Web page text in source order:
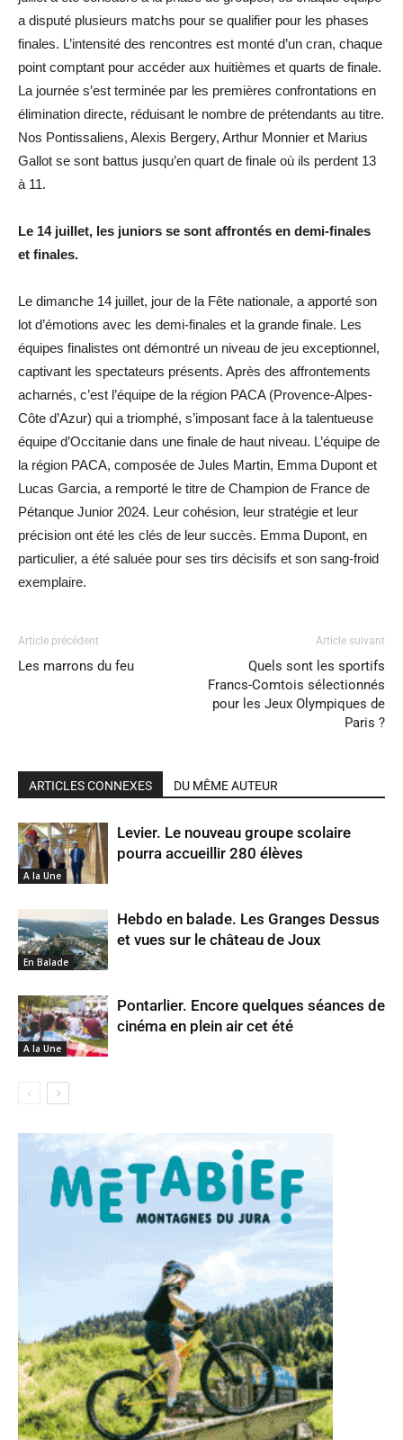
a disputé plusieurs matchs pour se qualifier pour les phases
finales. L’intensité des rencontres est monté d’un cran, chaque
point comptant pour accéder aux huitièmes et quarts de finale.
La journée s’est terminée par les premières confrontations en
élimination directe, réduisant le nombre de prétendants au titre.
Nos Pontissaliens, Alexis Bergery, Arthur Monnier et Marius
Gallot se sont battus jusqu’en quart de finale où ils perdent 13
à 11.
Le 14 juillet, les juniors se sont affrontés en demi-finales
et finales.
Le dimanche 14 juillet, jour de la Fête nationale, a apporté son
lot d’émotions avec les demi-finales et la grande finale. Les
équipes finalistes ont démontré un niveau de jeu exceptionnel,
captivant les spectateurs présents. Après des affrontements
acharnés, c’est l’équipe de la région PACA (Provence-Alpes-
Côte d’Azur) qui a triomphé, s’imposant face à la talentueuse
équipe d’Occitanie dans une finale de haut niveau. L’équipe de
la région PACA, composée de Jules Martin, Emma Dupont et
Lucas Garcia, a remporté le titre de Champion de France de
Pétanque Junior 2024. Leur cohésion, leur stratégie et leur
précision ont été les clés de leur succès. Emma Dupont, en
particulier, a été saluée pour ses tirs décisifs et son sang-froid
exemplaire.
Article précédent
Les marrons du feu
Article suivant
Quels sont les sportifs
Francs-Comtois sélectionnés
pour les Jeux Olympiques de
Paris ?
ARTICLES CONNEXES DU MÊME AUTEUR
A la Une
Levier. Le nouveau groupe scolaire
pourra accueillir 280 élèves
En Balade
Hebdo en balade. Les Granges Dessus
et vues sur le château de Joux
A la Une
Pontarlier. Encore quelques séances de
cinéma en plein air cet été